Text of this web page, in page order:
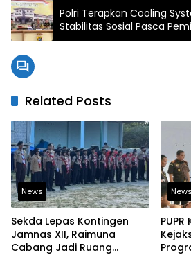
Polri Terapkan Cooling
Stabilitas Sosial Pasca
Related Posts
News
Sekda Lepas Kontingen
Jamnas XII, Raimuna
Cabang Jadi Ruang
News